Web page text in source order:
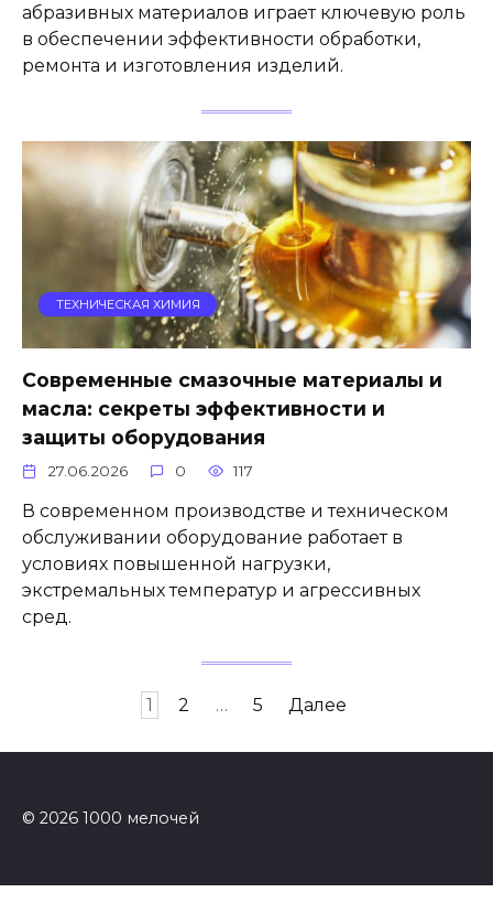
абразивных материалов играет ключевую роль
в обеспечении эффективности обработки,
ремонта и изготовления изделий.
ТЕХНИЧЕСКАЯ ХИМИЯ
Современные смазочные материалы и
масла: секреты эффективности и
защиты оборудования
27.06.2026 0 117
В современном производстве и техническом
обслуживании оборудование работает в
условиях повышенной нагрузки,
экстремальных температур и агрессивных
сред.
1 2 … 5 Далее
© 2026 1000 мелочей